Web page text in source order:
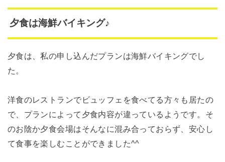
夕食は海鮮バイキング♪
夕食は、私の申し込んだプランは海鮮バイキングでし
た。
洋食のレストランでビュッフェを食べてる方々も居たの
で、プランによって夕食内容が違っているようです。そ
のお陰か夕食会場はそんなに混み合っておらず、安心し
て食事を楽しむことができました^^